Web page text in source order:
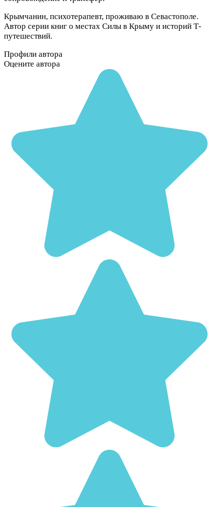
Крымчанин, психотерапевт, проживаю в Севастополе.
Автор серии книг о местах Силы в Крыму и историй Т-
путешествий.
Профили автора
Оцените автора